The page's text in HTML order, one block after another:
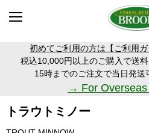
初めてご利用の方は【ご利用
税込10,000円以上のご購入で送
15時までのご注文で当日発
→ For
トラウトミノー